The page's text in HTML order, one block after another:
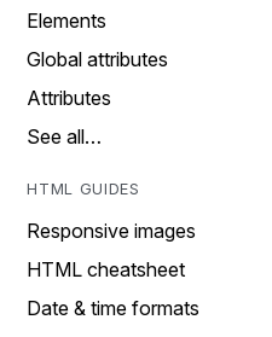
Elements
Global attributes
Attributes
See all…
HTML GUIDES
Responsive images
HTML cheatsheet
Date & time formats